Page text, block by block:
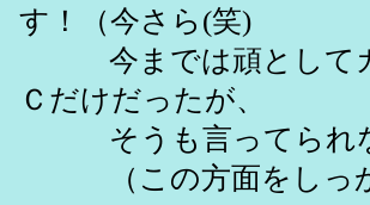
す！（今さら(笑)
今までは頑としてガ
Ｃだけだったが、
そうも言ってられな
（この方面をしっか